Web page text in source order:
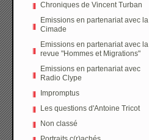
Chroniques de Vincent Turban
Emissions en partenariat avec la
Cimade
Emissions en partenariat avec la
revue "Hommes et Migrations"
Emissions en partenariat avec
Radio Clype
Impromptus
Les questions d'Antoine Tricot
Non classé